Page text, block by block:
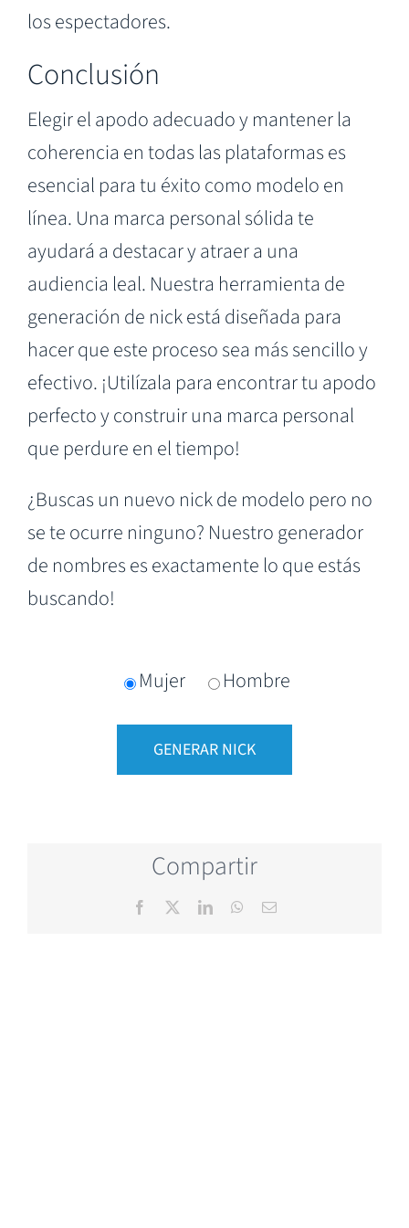
los espectadores.
Conclusión
Elegir el apodo adecuado y mantener la
coherencia en todas las plataformas es
esencial para tu éxito como modelo en
línea. Una marca personal sólida te
ayudará a destacar y atraer a una
audiencia leal. Nuestra herramienta de
generación de nick está diseñada para
hacer que este proceso sea más sencillo y
efectivo. ¡Utilízala para encontrar tu apodo
perfecto y construir una marca personal
que perdure en el tiempo!
¿Buscas un nuevo nick de modelo pero no
se te ocurre ninguno? Nuestro generador
de nombres es exactamente lo que estás
buscando!
Mujer Hombre
GENERAR NICK
Compartir
Facebook LinkedInWhatsApp
Email